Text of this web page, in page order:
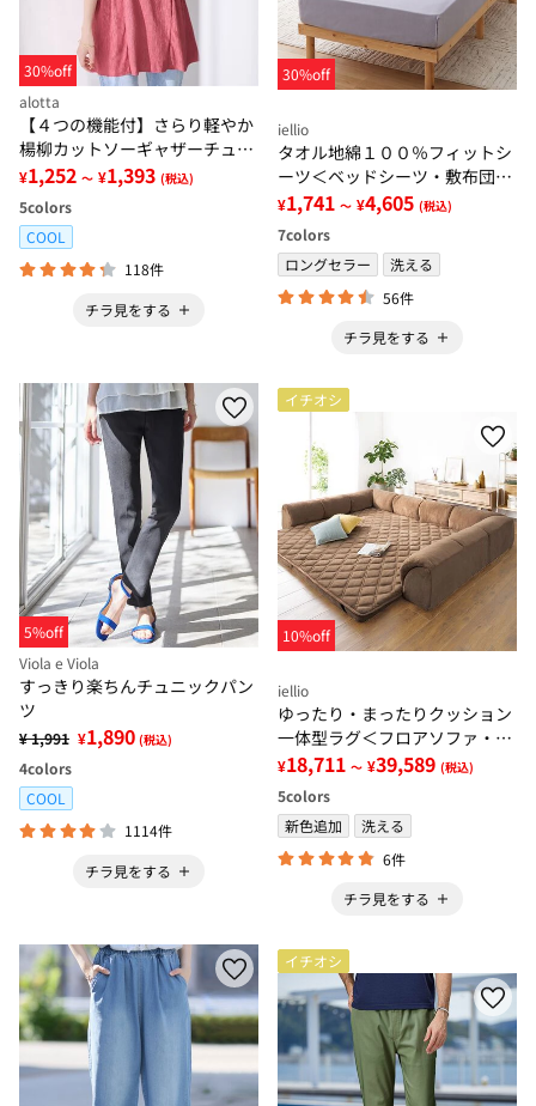
30%off
alotta
【４つの機能付】さらり軽やか
楊柳カットソーギャザーチュニ
ック
¥1,252 ～ ¥1,393 (税込)
5colors
COOL
118件
チラ見をする
30%off
iellio
タオル地綿１００％フィットシ
ーツ＜ベッドシーツ・敷布団カ
バー・ボックスシーツ・のびの
び・ぴったり＞
¥1,741 ～ ¥4,605 (税込)
7colors
ロングセラー
洗える
56件
チラ見をする
5%off
Viola e Viola
すっきり楽ちんチュニックパン
ツ
¥ 1,991 ¥1,890 (税込)
4colors
COOL
1114件
チラ見をする
イチオシ
10%off
iellio
ゆったり・まったりクッション
一体型ラグ＜フロアソファ・ロ
ーソファー＞
¥18,711 ～ ¥39,589 (税込)
5colors
新色追加
洗える
6件
チラ見をする
イチオシ